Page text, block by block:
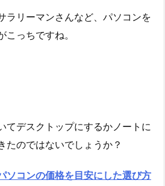
ラリーマンさんなど、パソコンを
っちですね。
てデスクトップにするかノートに
たのではないでしょうか？
ソコンの価格を目安にした選び方